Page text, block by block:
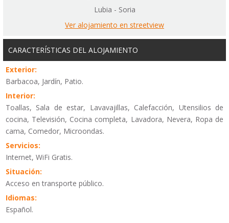
Lubia - Soria
Ver alojamiento en streetview
CARACTERÍSTICAS DEL ALOJAMIENTO
Exterior:
Barbacoa, Jardín, Patio.
Interior:
Toallas, Sala de estar, Lavavajillas, Calefacción, Utensilios de
cocina, Televisión, Cocina completa, Lavadora, Nevera, Ropa de
cama, Comedor, Microondas.
Servicios:
Internet, WiFi Gratis.
Situación:
Acceso en transporte público.
Idiomas:
Español.